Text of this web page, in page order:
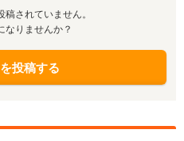
されていません。
なりませんか？
投稿する